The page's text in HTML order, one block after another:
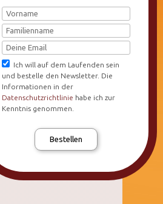
Ich will auf dem Laufenden sein
und bestelle den Newsletter. Die
Informationen in der
Datenschutzrichtlinie habe ich zur
Kenntnis genommen.